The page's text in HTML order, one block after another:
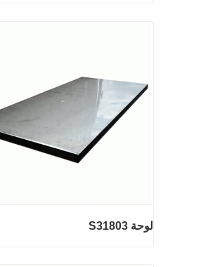
لوحة S31803